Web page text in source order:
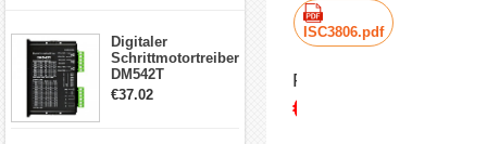
Digitaler
Schrittmotortreiber
DM542T
Schrittmotor
€37.02
ISC3806.pdf
Preis:
€56.61